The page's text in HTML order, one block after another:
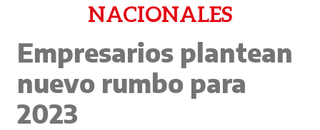
NACIONALES
Empresarios plantean
nuevo rumbo para
2023